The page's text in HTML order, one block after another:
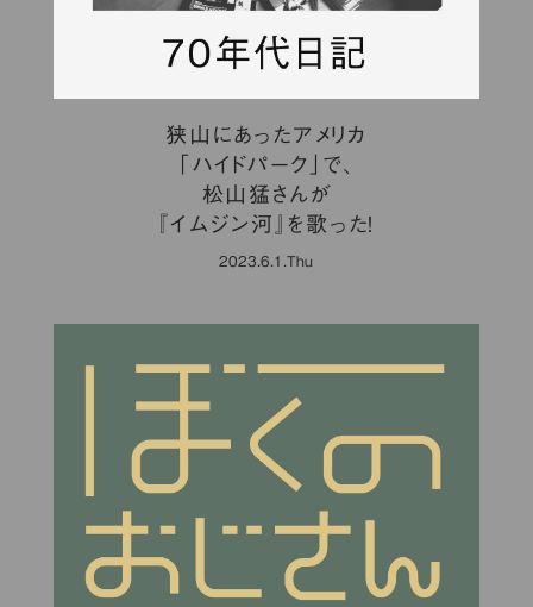
狭山にあったアメリカ
「ハイドパーク」で、
松山猛さんが
『イムジン河』を歌った！
2023.6.1.Thu